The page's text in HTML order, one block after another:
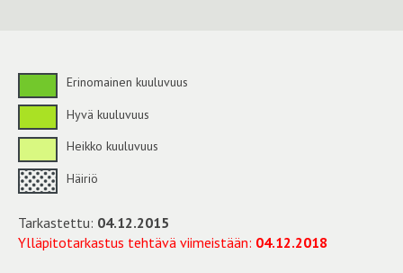
Erinomainen kuuluvuus
Hyvä kuuluvuus
Heikko kuuluvuus
Häiriö
Tarkastettu: 04.12.2015
Ylläpitotarkastus tehtävä viimeistään: 04.12.2018